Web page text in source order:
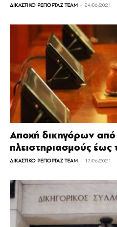
ΔΙΚΑΣΤΙΚΟ ΡΕΠΟΡΤΑΖ TEAM - 24/06/2021
Αποχή δικηγόρων από
πλειστηριασμούς έως
ΔΙΚΑΣΤΙΚΟ ΡΕΠΟΡΤΑΖ TEAM - 17/06/2021